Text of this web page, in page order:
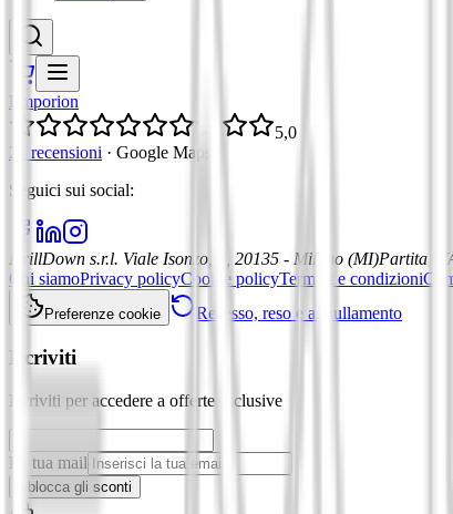
Emporion
5,0
21 recensioni · Google Maps
Seguici sui social:
DrillDown s.r.l. Viale Isonzo, 8, 20135 - Milano (MI)Partita
Chi siamoPrivacy policyCookie policyTermini e condizioni
Preferenze cookie Recesso, reso e annullamento
Iscriviti
Iscriviti per accedere a offerte esclusive
La tua mail
Sblocca gli sconti